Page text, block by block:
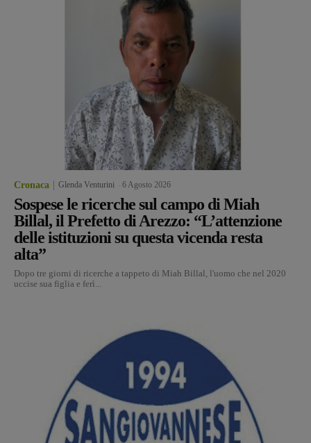
Cronaca Glenda Venturini 6 Agosto 2026
Sospese le ricerche sul campo di Miah
Billal, il Prefetto di Arezzo: “L’attenzione
delle istituzioni su questa vicenda resta
alta”
Dopo tre giorni di ricerche a tappeto di Miah Billal, l'uomo che nel 2020
uccise sua figlia e ferì...